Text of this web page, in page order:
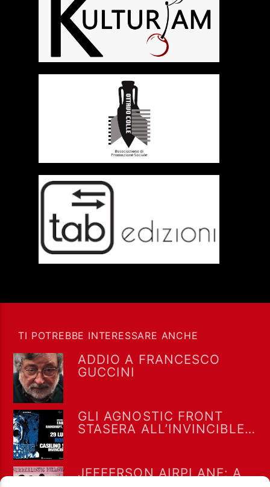
TI POTREBBE INTERESSARE ANCHE
ADDIO A FRANCESCO
GUCCINI
GLI AGNOSTIC FRONT
STASERA ALL’INVINCIBLE
JEFFERSON AIRPLANE: A